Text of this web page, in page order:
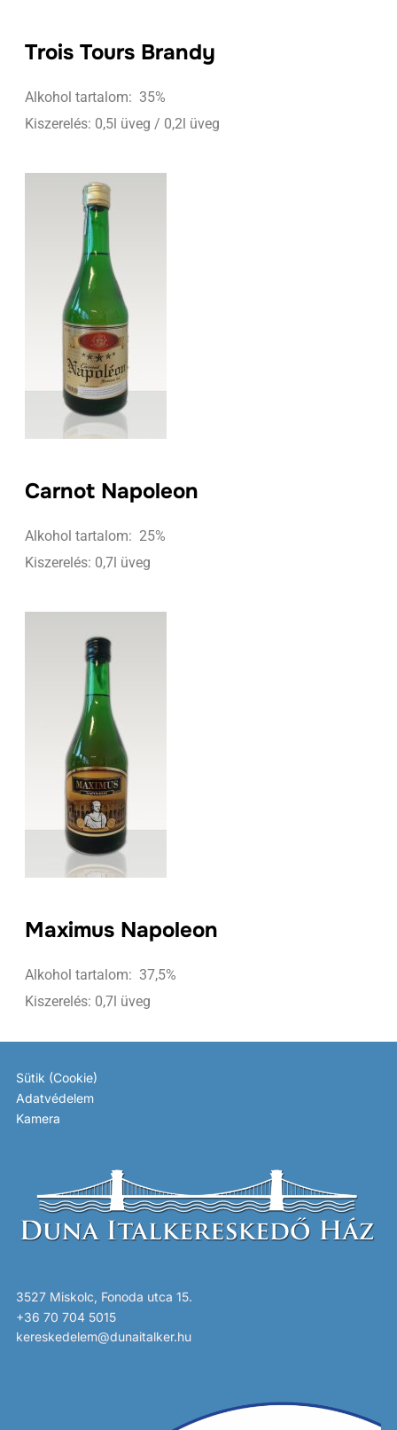
Trois Tours Brandy
Alkohol tartalom: 35%
Kiszerelés: 0,5l üveg / 0,2l üveg
Carnot Napoleon
Alkohol tartalom: 25%
Kiszerelés: 0,7l üveg
Maximus Napoleon
Alkohol tartalom: 37,5%
Kiszerelés: 0,7l üveg
Sütik (Cookie)
Adatvédelem
Kamera
3527 Miskolc, Fonoda utca 15.
+36 70 704 5015
kereskedelem@dunaitalker.hu